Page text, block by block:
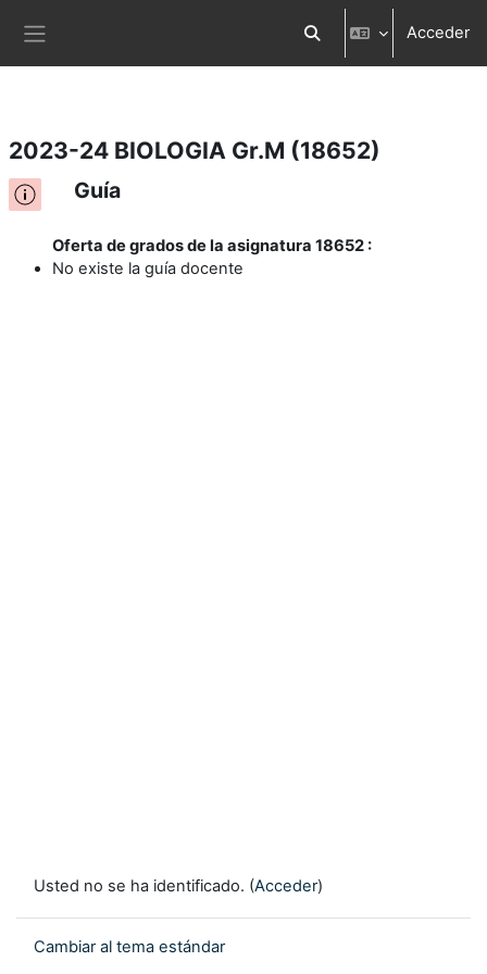
Salta al contenido principal Selector de búsqueda
Acceder
2023-24 BIOLOGIA Gr.M (18652)
Guía
Oferta de grados de la asignatura 18652 :
No existe la guía docente
Usted no se ha identificado. (Acceder)
Cambiar al tema estándar